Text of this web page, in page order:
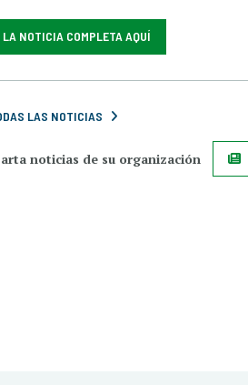
LA NOTICIA COMPLETA AQUÍ
LAS NOTICIAS
noticias de su organización